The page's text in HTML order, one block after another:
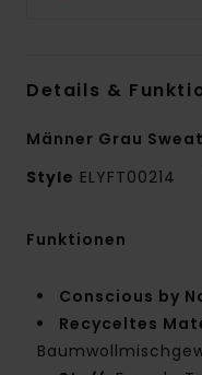
Details &
Männer Grau
Style ELYFT00214
Funktionen
Conscious by
Recyceltes